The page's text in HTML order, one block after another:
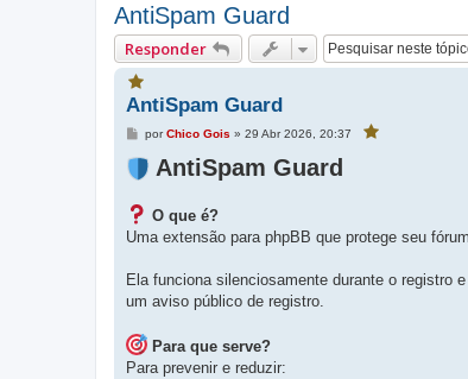
AntiSpam Guard
Responder
V
o
ê
o
r
i
o
u
e
t
a
p
AntiSpam Guard
M
n
s
g
e
m
porChico Gois » 29 Abr 2026, 20:37
V
i
u
AntiSpam Guard
O que é?
Uma extensão para phpBB que protege seu
Ela funciona silenciosamente durante o registro
um aviso público de registro.
Para que serve?
Para prevenir e reduzir: